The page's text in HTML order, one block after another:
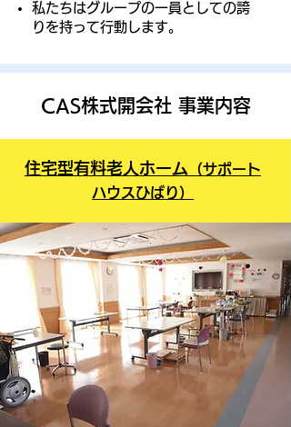
私たちはグループの一員としての誇
りを持って行動します。
CAS株式開会社 事業内容
住宅型有料老人ホーム （サポート
ハウスひばり）